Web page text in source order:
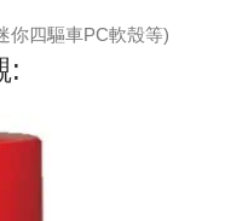
你四驅車PC軟殼等)
: